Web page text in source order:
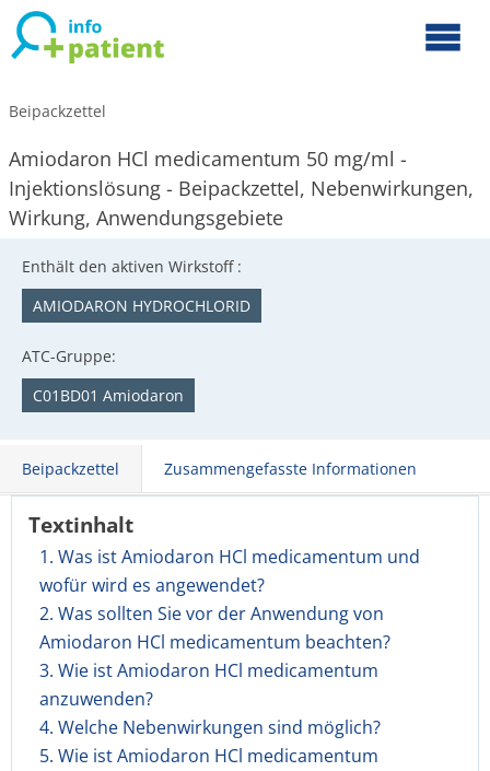
Beipackzettel
Amiodaron HCl medicamentum 50 mg/ml -
Injektionslösung - Beipackzettel, Nebenwirkungen,
Wirkung, Anwendungsgebiete
Enthält den aktiven Wirkstoff :
AMIODARON HYDROCHLORID
ATC-Gruppe:
C01BD01 Amiodaron
Beipackzettel Zusammengefasste Informationen
Textinhalt
1. Was ist Amiodaron HCl medicamentum und
wofür wird es angewendet?
2. Was sollten Sie vor der Anwendung von
Amiodaron HCl medicamentum beachten?
3. Wie ist Amiodaron HCl medicamentum
anzuwenden?
4. Welche Nebenwirkungen sind möglich?
5. Wie ist Amiodaron HCl medicamentum